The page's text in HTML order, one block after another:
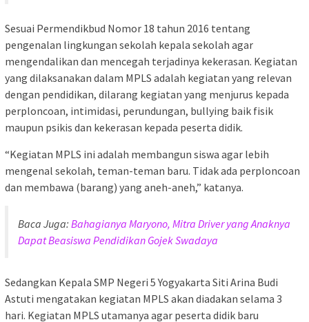
Sesuai Permendikbud Nomor 18 tahun 2016 tentang
pengenalan lingkungan sekolah kepala sekolah agar
mengendalikan dan mencegah terjadinya kekerasan. Kegiatan
yang dilaksanakan dalam MPLS adalah kegiatan yang relevan
dengan pendidikan, dilarang kegiatan yang menjurus kepada
perploncoan, intimidasi, perundungan, bullying baik fisik
maupun psikis dan kekerasan kepada peserta didik.
“Kegiatan MPLS ini adalah membangun siswa agar lebih
mengenal sekolah, teman-teman baru. Tidak ada perploncoan
dan membawa (barang) yang aneh-aneh,” katanya.
Baca Juga: Bahagianya Maryono, Mitra Driver yang Anaknya
Dapat Beasiswa Pendidikan Gojek Swadaya
Sedangkan Kepala SMP Negeri 5 Yogyakarta Siti Arina Budi
Astuti mengatakan kegiatan MPLS akan diadakan selama 3
hari. Kegiatan MPLS utamanya agar peserta didik baru